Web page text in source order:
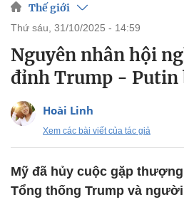
Thế giới
thứ sáu, 31/10/2025 - 14:59
Nguyên nhân hội
đỉnh Trump - Putin
Hoài Linh
Xem các bài viết của tác giả
Mỹ đã hủy cuộc gặp
Tổng thống Trump và